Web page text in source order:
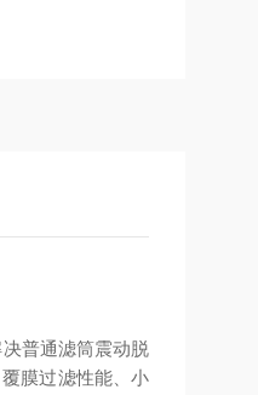
普通滤筒震动脱
膜过滤性能、小